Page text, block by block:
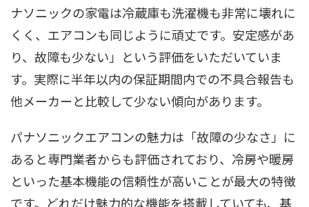
ナソニックの家電は冷蔵庫も洗濯機も非常に壊れに
くく、エアコンも同じように頑丈です。安定感があ
り、故障も少ない」という評価をいただいていま
す。実際に半年以内の保証期間内での不具合報告も
他メーカーと比較して少ない傾向があります。
パナソニックエアコンの魅力は「故障の少なさ」に
あると専門業者からも評価されており、冷房や暖房
といった基本機能の信頼性が高いことが最大の特徴
です。どれだけ魅力的な機能を搭載していても、基